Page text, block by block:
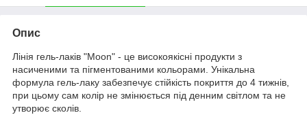
Опис
Лінія гель-лаків "Moon" - це високоякісні продукти з
насиченими та пігментованими кольорами. Унікальна
формула гель-лаку забезпечує стійкість покриття до 4 тижнів,
при цьому сам колір не змінюється під денним світлом та не
утворює сколів.